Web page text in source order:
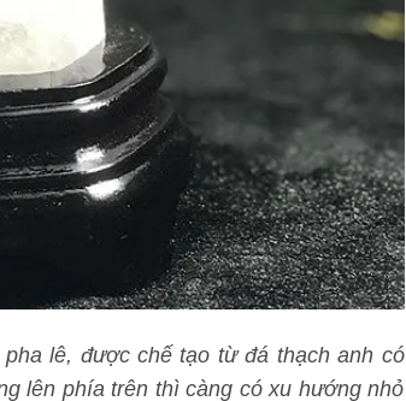
lê, được chế tạo từ đá thạch anh có
lên phía trên thì càng có xu hướng nhỏ